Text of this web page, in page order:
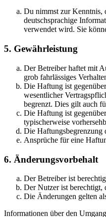
Du nimmst zur Kenntnis,
deutschsprachige
verwendet wird. Sie
5. Gewährleistung
Der Betreiber haftet mit
grob fahrlässiges
Die Haftung ist
wesentlicher
begrenzt. Dies gilt auch
Die Haftung ist
typischerweise
Die Haftungsbegrenzung
Ansprüche für eine
6. Änderungsvorbehalt
Der Betreiber ist
Der Nutzer ist berechtigt,
Die Änderungen gelten
Informationen über den